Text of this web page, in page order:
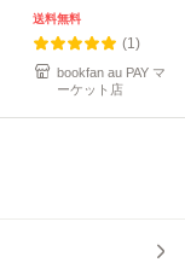
送料無料
(1)
bookfan au PAY マ
ーケット店